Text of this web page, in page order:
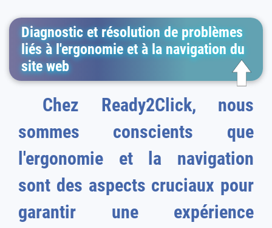
Diagnostic et résolution de problèmes
liés à l'ergonomie et à la navigation du
site web
Chez Ready2Click, nous
sommes conscients que
l'ergonomie et la navigation
sont des aspects cruciaux pour
garantir une expérience